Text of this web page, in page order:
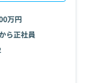
万円
ら正社員